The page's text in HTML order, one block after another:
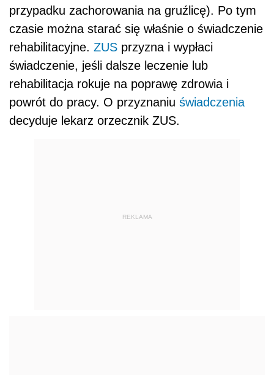
przypadku zachorowania na gruźlicę). Po tym
czasie można starać się właśnie o świadczenie
rehabilitacyjne. ZUS przyzna i wypłaci
świadczenie, jeśli dalsze leczenie lub
rehabilitacja rokuje na poprawę zdrowia i
powrót do pracy. O przyznaniu świadczenia
decyduje lekarz orzecznik ZUS.
REKLAMA